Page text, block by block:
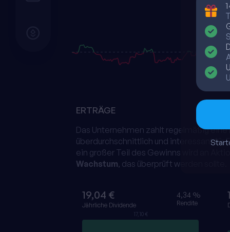
ERTRÄGE
Das Unternehmen zahlt regelmäßig
überdurchschnittlich und interessant für
ein großer Teil des Gewinns wird an
Wachstum, das überprüft werden sollte.
19,04 €
Jährliche Dividende
4,34 %
Rendite
17,10 €